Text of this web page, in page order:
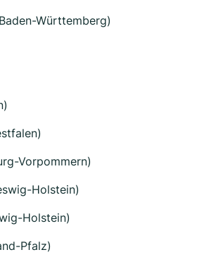
Württemberg)
Vorpommern)
Holstein)
Holstein)
Pfalz)